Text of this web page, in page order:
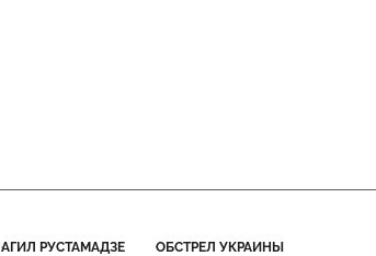
АГИЛ РУСТАМАДЗЕ ОБСТРЕЛ УКРАИНЫ